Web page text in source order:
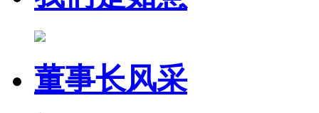
董事长风采